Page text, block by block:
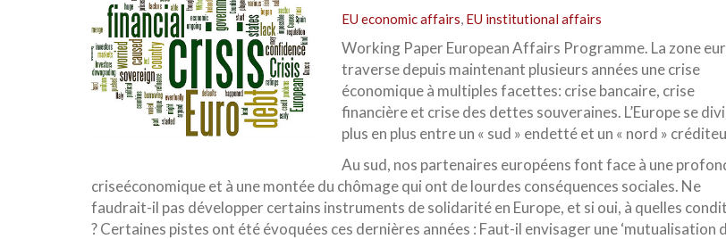
EU economic affairs, EU institutional affairs
Working Paper European Affairs Programme. La zone
traverse depuis maintenant plusieurs années une crise
économique à multiples facettes: crise bancaire, crise
financière et crise des dettes souveraines. L’Europe se
plus en plus entre un « sud » endetté et un « nord »
Au sud, nos partenaires européens font face à une
criseéconomique et à une montée du chômage qui ont de lourdes conséquences sociales. Ne
faudrait-il pas développer certains instruments de solidarité en Europe, et si oui, à quelles
? Certaines pistes ont été évoquées ces dernières années : Faut-il envisager une ‘mutualisation